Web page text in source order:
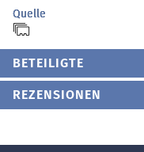
Quelle
BETEILIGTE
REZENSIONEN